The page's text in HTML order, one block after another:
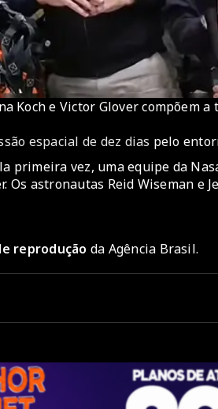
Koch e Victor Glover compõem
espacial de dez dias pelo
primeira vez, uma equipe da
astronautas Reid Wiseman e
reprodução da Agência Brasil.